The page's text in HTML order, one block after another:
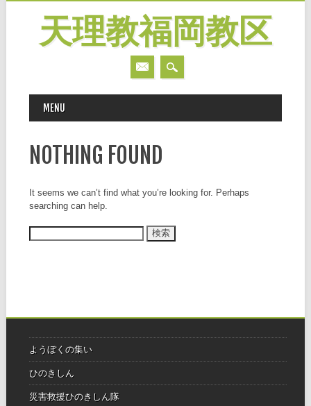
天理教福岡教区
MAIN MENU
MENU
NOTHING FOUND
It seems we can’t find what you’re looking for. Perhaps
searching can help.
ようぼくの集い
ひのきしん
災害救援ひのきしん隊